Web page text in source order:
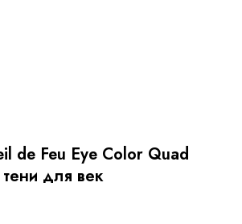
de Feu Eye Color Quad
для век